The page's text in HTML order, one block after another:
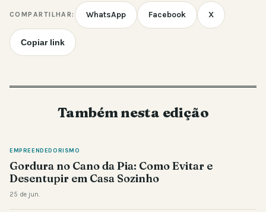
COMPARTILHAR: WhatsApp Facebook X
Copiar link
Também nesta edição
EMPREENDEDORISMO
Gordura no Cano da Pia: Como Evitar e
Desentupir em Casa Sozinho
25 de jun.